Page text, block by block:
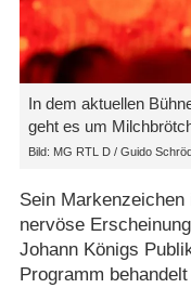
In dem aktuellen
geht es um
Bild: MG RTL D /​ Guido
Sein
nervöse
Johann Königs
Programm